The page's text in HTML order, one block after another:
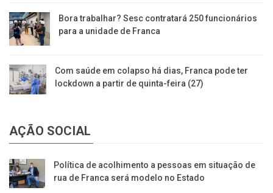
Bora trabalhar? Sesc contratará 250 funcionários
para a unidade de Franca
Com saúde em colapso há dias, Franca pode ter
lockdown a partir de quinta-feira (27)
AÇÃO SOCIAL
Política de acolhimento a pessoas em situação de
rua de Franca será modelo no Estado